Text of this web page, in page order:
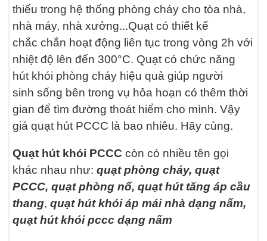
thiếu trong hệ thống phòng cháy cho tòa nhà,
nhà máy, nhà xưởng...Quạt có thiết kế
chắcchắn hoạt động liên tục trong vòng 2h với
nhiệt độ lên đến 300°C. Quạt có chức năng
hút khói phòng cháy hiệu quả giúp người
sinhsống bên trong vụ hỏa hoạn có thêm thời
gian để tìm đường thoát hiểm cho mình. Vậy
giá quạt hút PCCC là bao nhiêu. Hãy cùng.
Quạt hút khói PCCCcòn có nhiều tên gọi
khác nhau như:quạt phòng cháy, quạt
PCCC, quạt phòng nổ, quạt hút tăng áp cầu
thang,quạt hút khói áp mái nhà dạng nấm,
quạt hút khói pccc dạng nấm